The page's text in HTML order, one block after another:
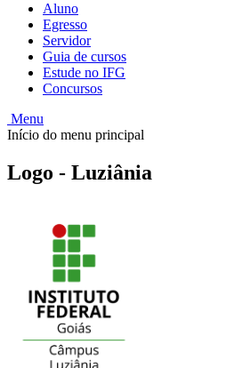
Aluno
Egresso
Servidor
Guia de cursos
Estude no IFG
Concursos
Menu
Início do menu principal
Logo - Luziânia